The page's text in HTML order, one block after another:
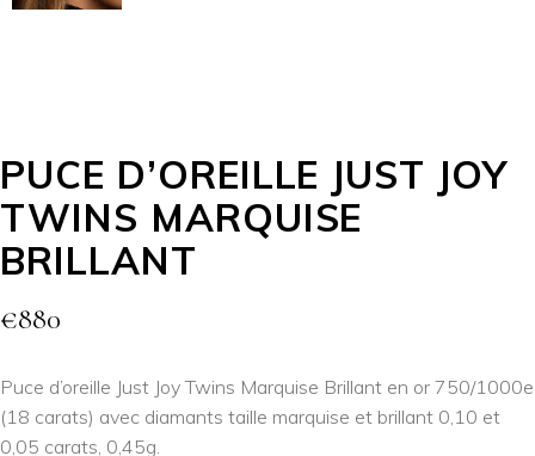
PUCE D’OREILLE JUST JOY
TWINS MARQUISE
BRILLANT
€880
Puce d’oreille Just Joy Twins Marquise Brillant en or 750/1000e
(18 carats) avec diamants taille marquise et brillant 0,10 et
0,05 carats, 0,45g.